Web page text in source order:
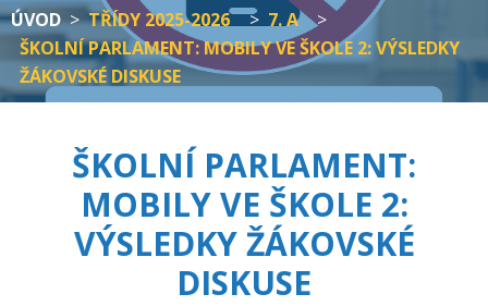
ÚVOD > TŘÍDY 2025-2026 > 7. A
>
ŠKOLNÍ PARLAMENT: MOBILY VE ŠKOLE 2: VÝSLEDKY
ŽÁKOVSKÉ DISKUSE
ŠKOLNÍ PARLAMENT:
MOBILY VE ŠKOLE 2:
VÝSLEDKY ŽÁKOVSKÉ
DISKUSE